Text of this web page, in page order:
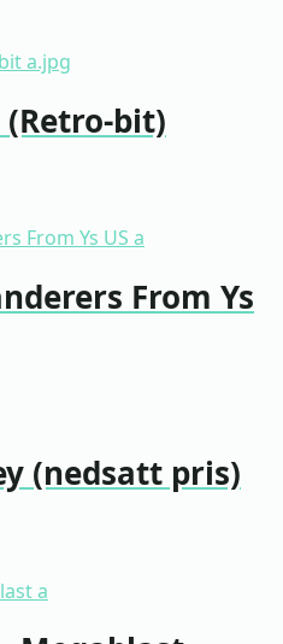
(Retro-bit)
From Ys
(nedsatt pris)